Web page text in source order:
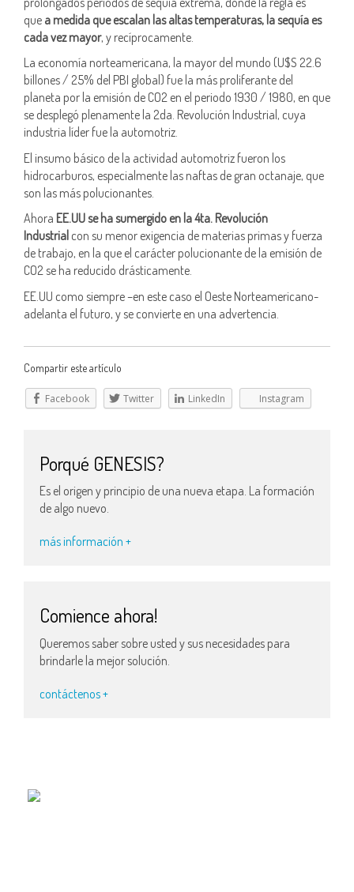
que a medida que escalan las altas temperaturas, la sequía es
cada vez mayor, y recíprocamente.
La economía norteamericana, la mayor del mundo (U$S 22.6
billones / 25% del PBI global) fue la más proliferante del
planeta por la emisión de CO2 en el periodo 1930 / 1980, en que
se desplegó plenamente la 2da. Revolución Industrial, cuya
industria líder fue la automotriz.
El insumo básico de la actividad automotriz fueron los
hidrocarburos, especialmente las naftas de gran octanaje, que
son las más polucionantes.
Ahora EE.UU se ha sumergido en la 4ta. Revolución
Industrial con su menor exigencia de materias primas y fuerza
de trabajo, en la que el carácter polucionante de la emisión de
CO2 se ha reducido drásticamente.
EE.UU como siempre –en este caso el Oeste Norteamericano-
adelanta el futuro, y se convierte en una advertencia.
Compartir este artículo
Facebook Twitter LinkedIn Instagram
Porqué GENESIS?
Es el origen y principio de una nueva etapa. La formación
de algo nuevo.
más información +
Comience ahora!
Queremos saber sobre usted y sus necesidades para
brindarle la mejor solución.
contáctenos +